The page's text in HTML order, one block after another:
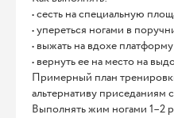
• сесть на специальную
• упереться ногами в
• выжать на вдохе
• вернуть ее на место на
Примерный план
альтернативу приседаниям
Выполнять жим ногами 1–2